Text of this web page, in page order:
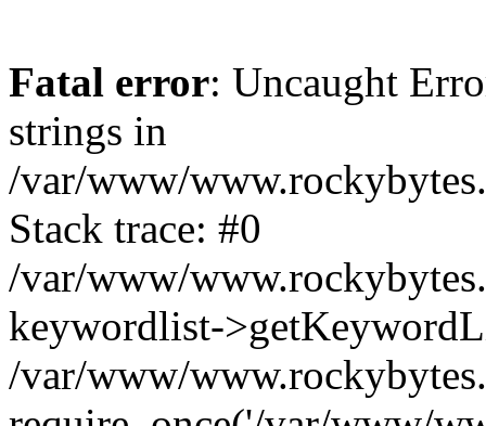
Fatal error: Uncaught
strings in
/var/www/
Stack trace: #0
/var/www/
keywordlist-
/var/www/